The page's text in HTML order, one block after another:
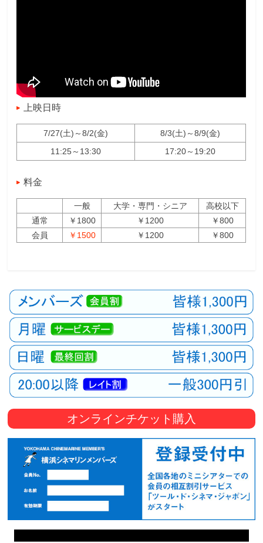
上映日時
7/27(土)～8/2(金)
8/3(土)～8/9(金)
11:25～13:30
17:20～19:20
料金
一般 大学・専門・シニア
高校以下
通常
￥1800 ￥1200
￥800
会員
￥1500 ￥1200 ￥800
オンラインチケット購入